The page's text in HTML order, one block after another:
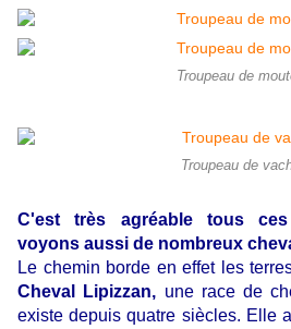
Troupeau de
Troupeau de
C'est très agréable tous
voyons aussi de nombreux
Le chemin borde en effet les
Cheval Lipizzan, une race de
existe depuisquatre siècles. Elle